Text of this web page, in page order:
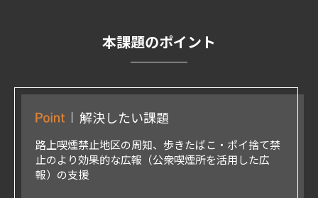
本課題のポイント
解決したい課題
路上喫煙禁止地区の周知、歩きたばこ・ポイ捨て禁
止のより効果的な広報（公衆喫煙所を活用した広
報）の支援